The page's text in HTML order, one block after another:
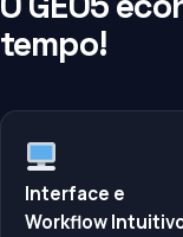
tempo!
Interface e
Workflow